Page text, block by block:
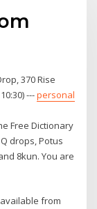
370 Rise
---personal
Free Dictionary
drops, Potus
8kun. You are
available from